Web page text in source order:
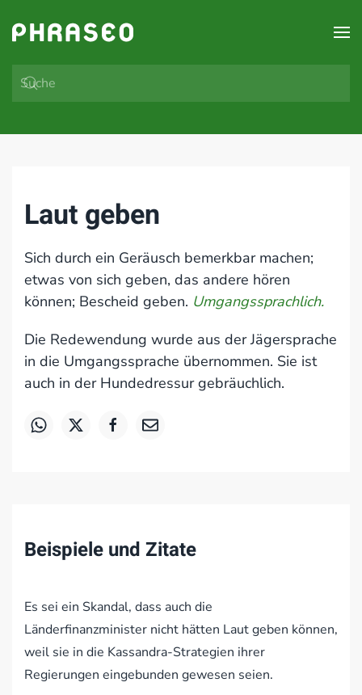
Zum Hauptinhalt springen
Laut geben
Sich durch ein Geräusch bemerkbar machen;
etwas von sich geben, das andere hören
können; Bescheid geben. Umgangssprachlich.
Die Redewendung wurde aus der Jägersprache
in die Umgangssprache übernommen. Sie ist
auch in der Hundedressur gebräuchlich.
Beispiele und Zitate
Es sei ein Skandal, dass auch die
Länderfinanzminister nicht hätten Laut geben können,
weil sie in die Kassandra-Strategien ihrer
Regierungen eingebunden gewesen seien.